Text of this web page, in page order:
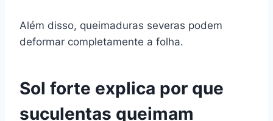
Além disso, queimaduras severas podem
deformar completamente a folha.
Sol forte explica por que
suculentas queimam